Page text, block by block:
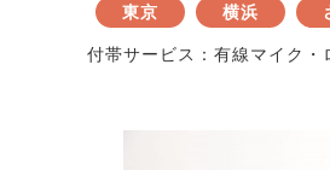
東京 横浜
付帯サービス：有線マイク